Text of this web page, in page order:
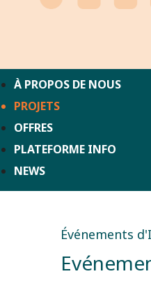
À PROPOS DE NOUS
PROJETS
OFFRES
PLATEFORME INFO
NEWS
Événements